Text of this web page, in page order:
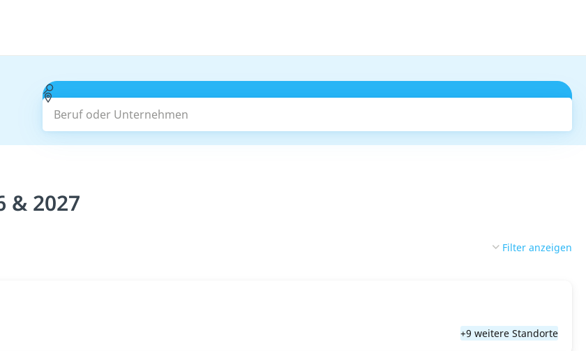
Beruf oder Unternehmen
& 2027
Filter anzeigen
+9 weitere Standorte